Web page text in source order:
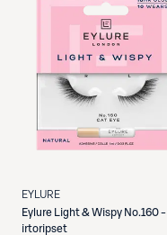
EYLURE
Eylure
Light & Wispy No.160 -
irtoripset